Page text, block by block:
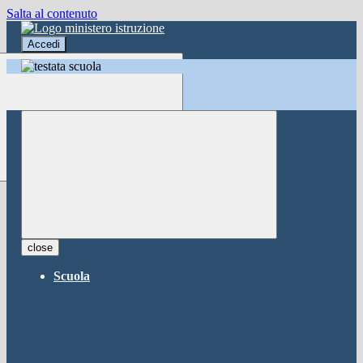
Salta al contenuto
Accedi
Accedi
button close ×
close
Scuola